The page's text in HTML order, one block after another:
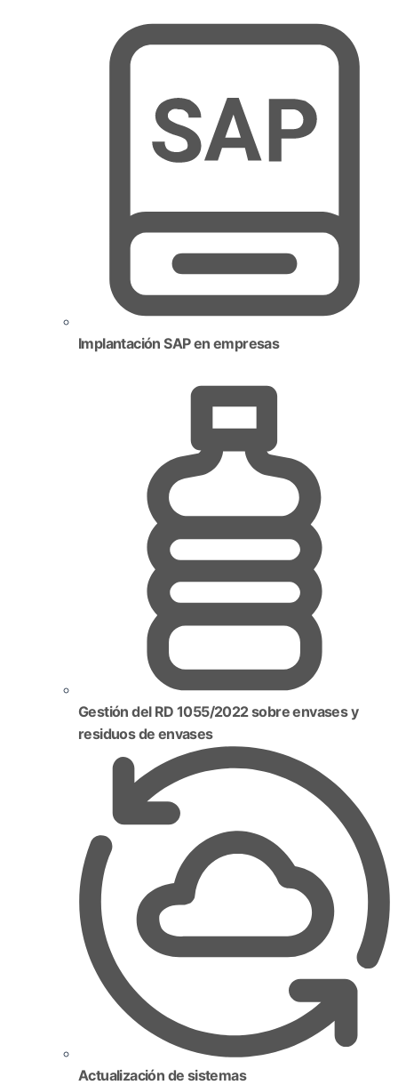
Implantación SAP en empresas
Gestión del RD 1055/2022 sobre envases y
residuos de envases
Actualización de sistemas